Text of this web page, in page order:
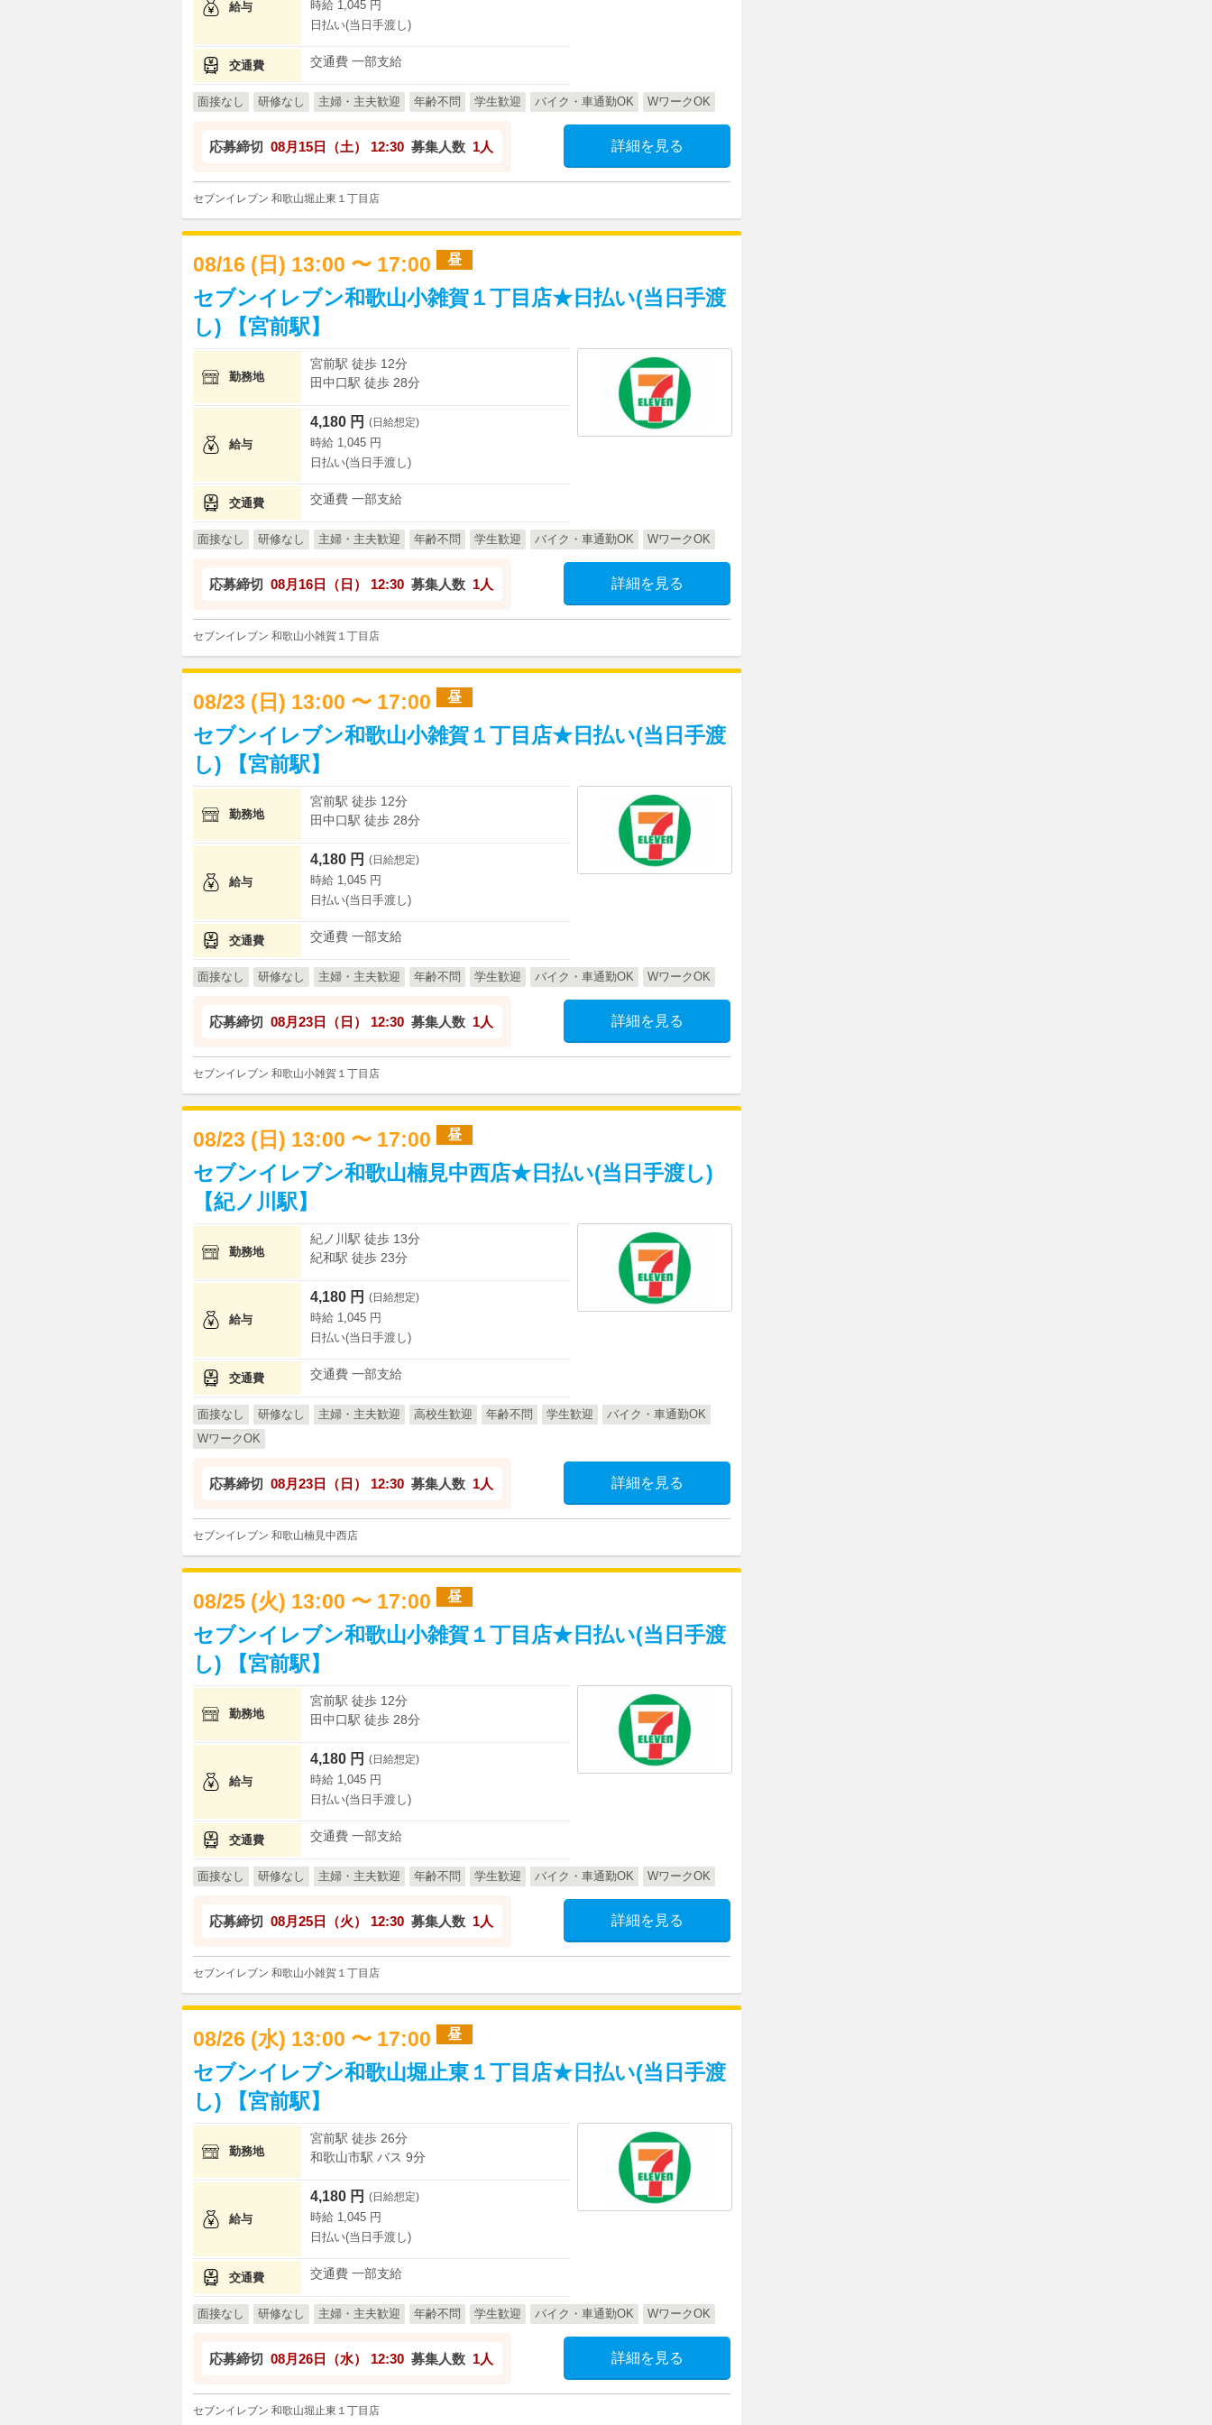
給与
時給 1,045 円
日払い(当日手渡し)
交通費 交通費 一部支給
面接なし 研修なし 主婦・主夫歓迎 年齢不問 学生歓迎 バイク・車通勤OK WワークOK
応募締切 08月15日（土） 12:30 募集人数 1人 詳細を見る
セブンイレブン 和歌山堀止東１丁目店
08/16 (日) 13:00 〜 17:00 昼
セブンイレブン和歌山小雑賀１丁目店★日払い(当日手渡
し) 【宮前駅】
勤務地
宮前駅 徒歩 12分
田中口駅 徒歩 28分
給与
4,180 円 (日給想定)
時給 1,045 円
日払い(当日手渡し)
交通費 交通費 一部支給
面接なし 研修なし 主婦・主夫歓迎 年齢不問 学生歓迎 バイク・車通勤OK WワークOK
応募締切 08月16日（日） 12:30 募集人数 1人 詳細を見る
セブンイレブン 和歌山小雑賀１丁目店
08/23 (日) 13:00 〜 17:00 昼
セブンイレブン和歌山小雑賀１丁目店★日払い(当日手渡
し) 【宮前駅】
勤務地
宮前駅 徒歩 12分
田中口駅 徒歩 28分
給与
4,180 円 (日給想定)
時給 1,045 円
日払い(当日手渡し)
交通費 交通費 一部支給
面接なし 研修なし 主婦・主夫歓迎 年齢不問 学生歓迎 バイク・車通勤OK WワークOK
応募締切 08月23日（日） 12:30 募集人数 1人 詳細を見る
セブンイレブン 和歌山小雑賀１丁目店
08/23 (日) 13:00 〜 17:00 昼
セブンイレブン和歌山楠見中西店★日払い(当日手渡し)
【紀ノ川駅】
勤務地
紀ノ川駅 徒歩 13分
紀和駅 徒歩 23分
給与
4,180 円 (日給想定)
時給 1,045 円
日払い(当日手渡し)
交通費 交通費 一部支給
面接なし 研修なし 主婦・主夫歓迎 高校生歓迎 年齢不問 学生歓迎
バイク・車通勤OK
WワークOK
応募締切 08月23日（日） 12:30 募集人数 1人 詳細を見る
セブンイレブン 和歌山楠見中西店
08/25 (火) 13:00 〜 17:00 昼
セブンイレブン和歌山小雑賀１丁目店★日払い(当日手渡
し) 【宮前駅】
勤務地
宮前駅 徒歩 12分
田中口駅 徒歩 28分
給与
4,180 円 (日給想定)
時給 1,045 円
日払い(当日手渡し)
交通費 交通費 一部支給
面接なし 研修なし 主婦・主夫歓迎 年齢不問 学生歓迎 バイク・車通勤OK WワークOK
応募締切 08月25日（火） 12:30 募集人数 1人 詳細を見る
セブンイレブン 和歌山小雑賀１丁目店
08/26 (水) 13:00 〜 17:00 昼
セブンイレブン和歌山堀止東１丁目店★日払い(当日手渡
し) 【宮前駅】
勤務地
宮前駅 徒歩 26分
和歌山市駅 バス 9分
給与
4,180 円 (日給想定)
時給 1,045 円
日払い(当日手渡し)
交通費 交通費 一部支給
面接なし 研修なし 主婦・主夫歓迎 年齢不問 学生歓迎 バイク・車通勤OK WワークOK
応募締切 08月26日（水） 12:30 募集人数 1人 詳細を見る
セブンイレブン 和歌山堀止東１丁目店